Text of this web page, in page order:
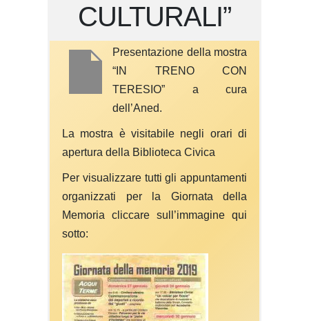
CULTURALI”
Presentazione della mostra
“IN TRENO CON
TERESIO” a cura
dell’Aned.
La mostra è visitabile negli orari di
apertura della Biblioteca Civica
Per visualizzare tutti gli appuntamenti
organizzati per la Giornata della
Memoria cliccare sull’immagine qui
sotto: